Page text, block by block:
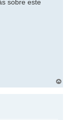
sobre este
r